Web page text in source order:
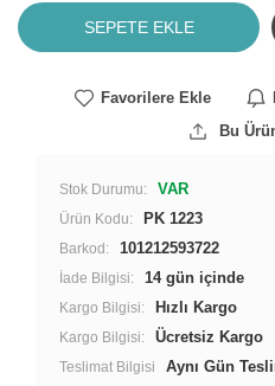
SEPETE EKLE
Favorilere Ekle
Bu
Stok Durumu: VAR
Ürün Kodu: PK 1223
Barkod: 101212593722
İade Bilgisi:
Kargo Bilgisi:
Hızlı Kargo
Kargo Bilgisi: Ücretsiz Kargo
Teslimat Bilgisi Aynı Gün